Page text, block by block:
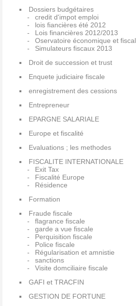
Dossiers budgétaires
credit d'impot emploi
lois fiancières été 2012
Lois financières 2012/2013
Oservatoire économique et fiscal
Simulateurs fiscaux 2013
Droit de succession et trust
Enquete judiciaire fiscale
enregistrement des cessions
Entrepreneur
EPARGNE SALARIALE
Europe et fiscalité
Evaluations ; les methodes
FISCALITE INTERNATIONALE
Exit Tax
Fiscalité Europe
Résidence
Formation
Fraude fiscale
flagrance fiscale
garde a vue fiscale
Perquisition fiscale
Police fiscale
Régularisation et amnistie
sanctions
Visite domciliaire fiscale
GAFI et TRACFIN
GESTION DE FORTUNE